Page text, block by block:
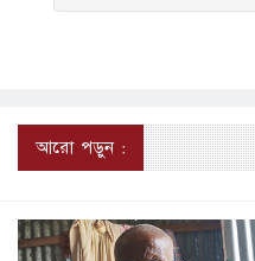
আরো পড়ুন :